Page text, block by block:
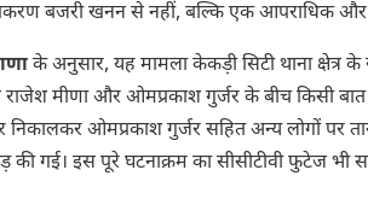
बजरी खनन से नहीं, बल्कि एक आपराधिक
के अनुसार, यह मामला केकड़ी सिटी थाना क्षेत्र
राजेश मीणा और ओमप्रकाश गुर्जर के बीच किसी
निकालकर ओमप्रकाश गुर्जर सहित अन्य लोगों
की गई। इस पूरे घटनाक्रम का सीसीटीवी फुटेज